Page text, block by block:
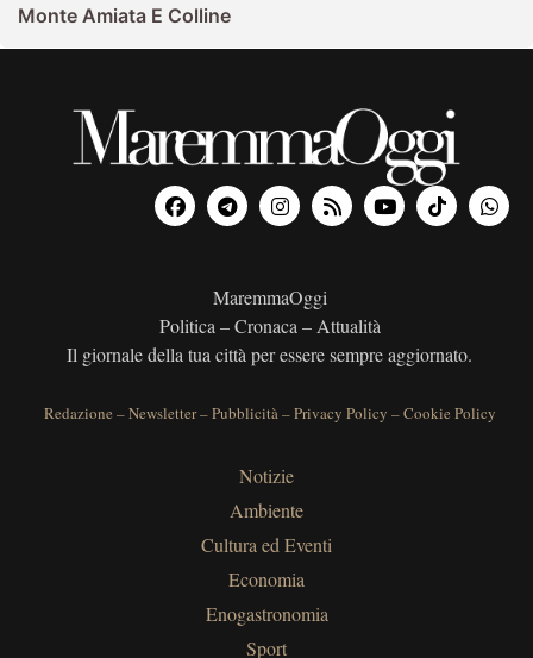
Monte Amiata E Colline
MaremmaOggi
Politica – Cronaca – Attualità
Il giornale della tua città per essere sempre aggiornato.
Redazione –Newsletter–Pubblicità–Privacy Policy –Cookie Policy
Notizie
Ambiente
Cultura ed Eventi
Economia
Enogastronomia
Sport